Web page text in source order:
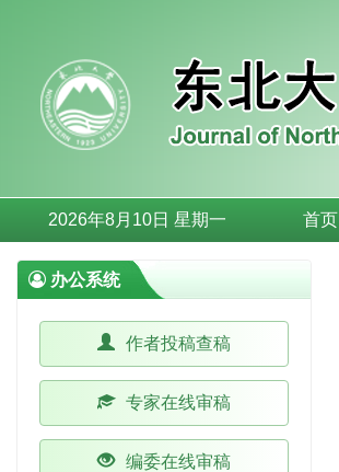
2026年8月10日 星期一 首页
办公系统
作者投稿查稿
专家在线审稿
编委在线审稿